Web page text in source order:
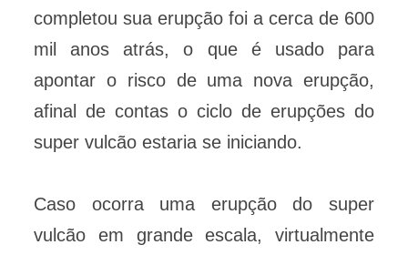
completou sua erupção foi a cerca de 600
mil anos atrás, o que é usado para
apontar o risco de uma nova erupção,
afinal de contas o ciclo de erupções do
super vulcão estaria se iniciando.
Caso ocorra uma erupção do super
vulcão em grande escala, virtualmente